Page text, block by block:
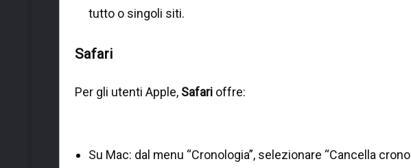
tutto o singoli siti.
Safari
Per gli utenti Apple, Safari offre:
Su Mac: dal menu “Cronologia”, selezionare “Cancella